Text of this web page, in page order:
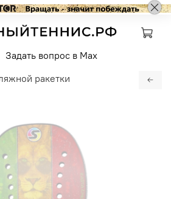
Задать вопрос в Max
ракетки